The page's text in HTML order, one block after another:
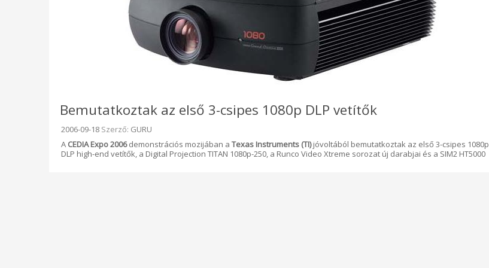
Bemutatkoztak az első 3-csipes 1080p DLP vetítők
Beküldve:
2006-09-18 Szerző: GURU
A CEDIA Expo 2006demonstrációs mozijában a Texas Instruments (TI)jóvoltából bemutatkoztak az első 3-csipes 1080p
DLP high-end vetítők, a Digital Projection TITAN 1080p-250, a Runco Video Xtreme sorozat új darabjai és a SIM2 HT5000